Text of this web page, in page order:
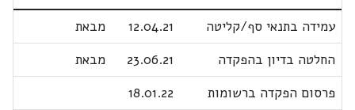
עמידה בתנאי סף/קליטה
12.04.21
מבאת
החלטה בדיון בהפקדה
23.06.21
מבאת
פרסום הפקדה ברשומות
18.01.22